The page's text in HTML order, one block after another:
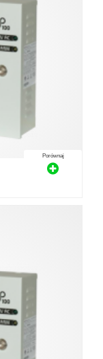
Porównaj